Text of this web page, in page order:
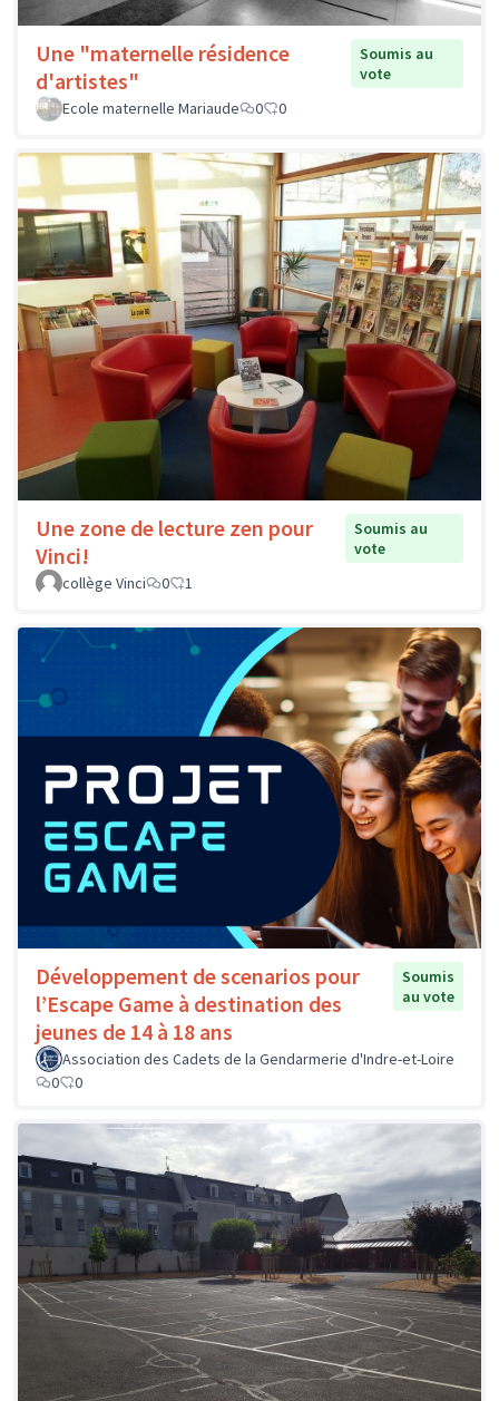
Une "maternelle résidence
d'artistes"
Soumis au
vote
Ecole maternelle Mariaude
0 0
Une zone de lecture zen pour
Vinci!
Soumis au
vote
collège Vinci
0 1
Développement de scenarios pour
l’Escape Game à destination des
jeunes de 14 à 18 ans
Soumis
au vote
Association des Cadets de la Gendarmerie d'Indre-et-Loire
0
0